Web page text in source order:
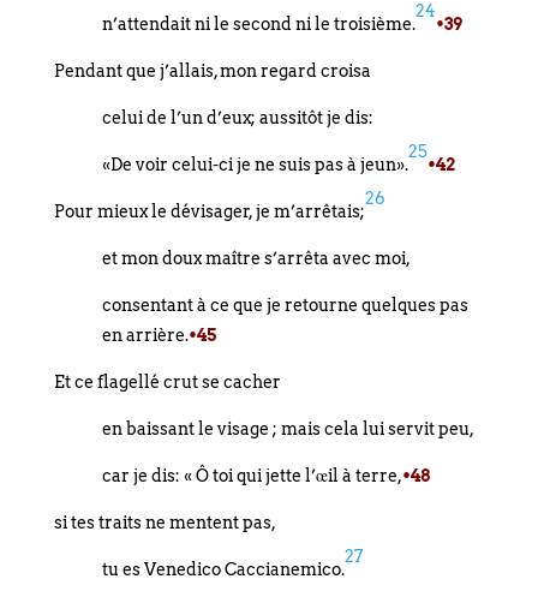
n’attendait ni le second ni le troisième.
24
•39
Pendant que j’allais, mon regard croisa
celui de l’un d’eux; aussitôt je dis:
«De voir celui-ci je ne suis pas à jeun».
25
•42
Pour mieux le dévisager, je m’arrêtais;
26
et mon doux maître s’arrêta avec moi,
consentant à ce que je retourne quelques pas
en arrière.•45
Et ce flagellé crut se cacher
en baissant le visage ; mais cela lui servit peu,
car je dis: « Ô toi qui jette l’œil à terre,•48
si tes traits ne mentent pas,
tu es Venedico Caccianemico.
27